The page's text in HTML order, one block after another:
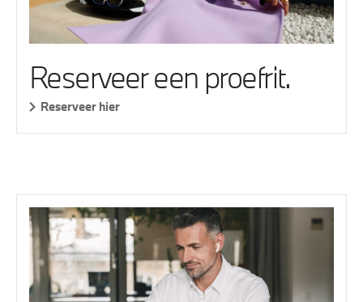
Reserveer een proefrit.
Reserveer hier